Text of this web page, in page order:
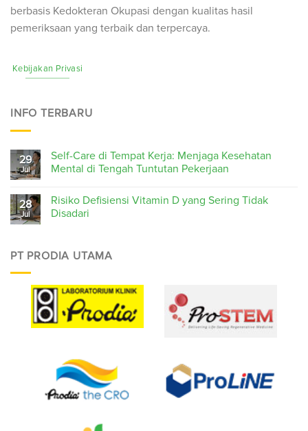
berbasis Kedokteran Okupasi dengan kualitas hasil
pemeriksaan yang terbaik dan terpercaya.
Kebijakan Privasi
INFO TERBARU
29
Jul
Self-Care di Tempat Kerja: Menjaga Kesehatan
Mental di Tengah Tuntutan Pekerjaan
28
Jul
Risiko Defisiensi Vitamin D yang Sering Tidak
Disadari
PT PRODIA UTAMA